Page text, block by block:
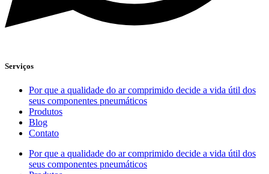
Serviços
Por que a qualidade do ar comprimido decide a vida útil dos
seus componentes pneumáticos
Produtos
Blog
Contato
Por que a qualidade do ar comprimido decide a vida útil dos
seus componentes pneumáticos